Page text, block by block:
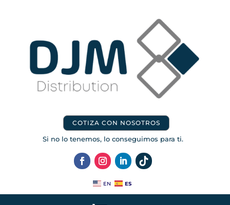
COTIZA CON NOSOTROS
Si no lo tenemos, lo conseguimos para ti.
EN ES